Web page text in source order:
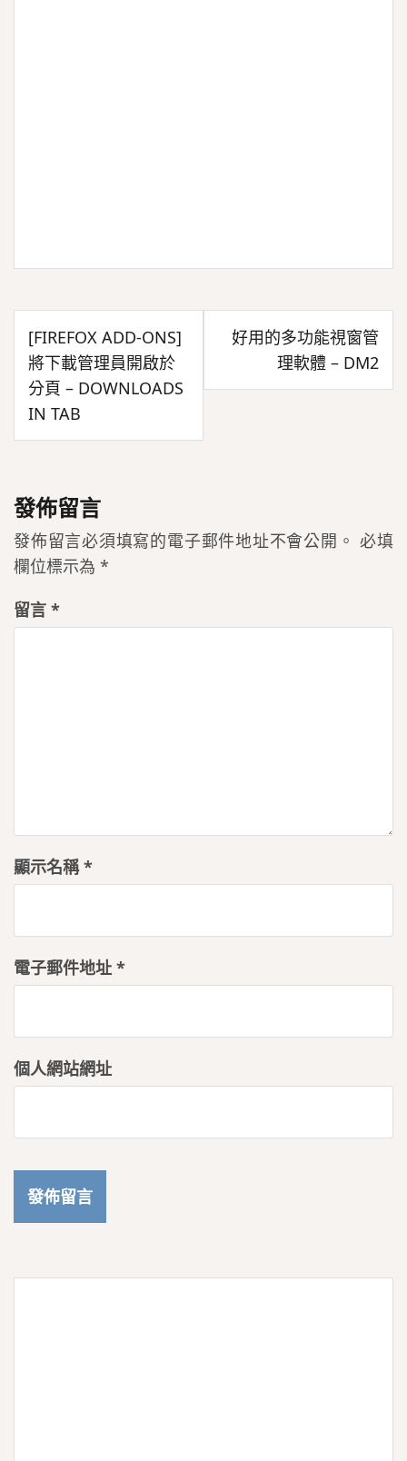
文
章
導
覽
[FIREFOX ADD-ONS]
將下載管理員開啟於
分頁 – DOWNLOADS
IN TAB
好用的多功能視窗管
理軟體 – DM2
發佈留言
發佈留言必須填寫的電子郵件地址不會公開。 必填
欄位標示為 *
留言 *
顯示名稱*
電子郵件地址 *
個人網站網址